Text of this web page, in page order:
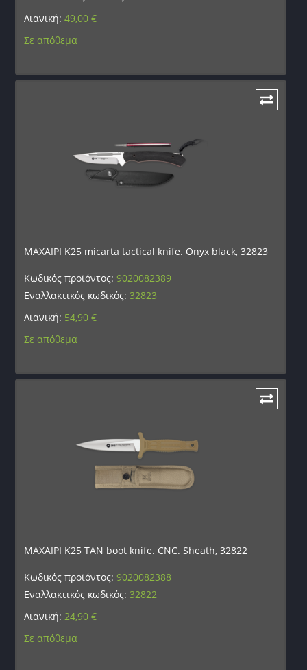
Λιανική:49,00€
Σε απόθεμα
ΜΑΧΑΙΡΙ K25 micarta tactical knife. Onyx black, 32823
Κωδικός προϊόντος:9020082389
Εναλλακτικός κωδικός: 32823
Λιανική: 54,90€
Σε απόθεμα
ΜΑΧΑΙΡΙ K25 TAN boot knife. CNC. Sheath, 32822
Κωδικός προϊόντος:9020082388
Εναλλακτικός κωδικός: 32822
Λιανική:24,90€
Σε απόθεμα